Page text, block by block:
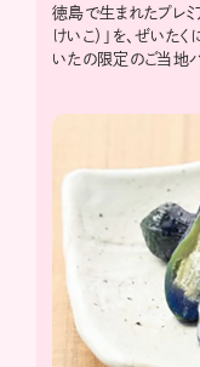
徳島で生まれたプレ
けいこ）」を、ぜいた
いたの限定のご当地バ